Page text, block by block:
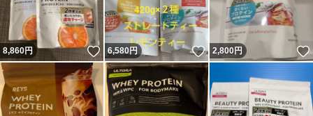
8,860円 いいね！
6,580円 いいね！
2,800円